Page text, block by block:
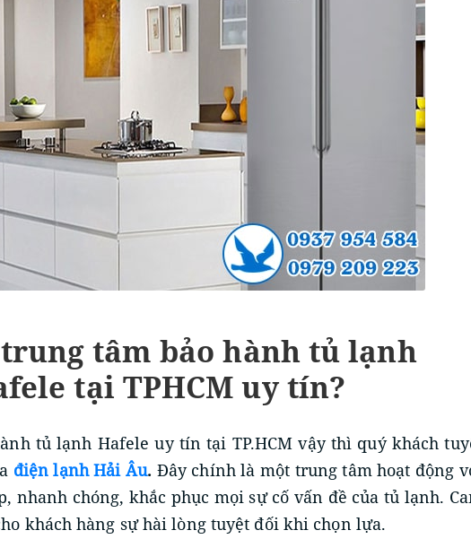
tâm bảo hành tủ lạnh
tại TPHCM uy tín?
tủ lạnh Hafele uy tín tại TP.HCM vậy thì quý khách
điện lạnh Hải Âu. Đây chính là một trung tâm hoạt động
nhanh chóng, khắc phục mọi sự cố vấn đề của tủ lạnh.
khách hàng sự hài lòng tuyệt đối khi chọn lựa.